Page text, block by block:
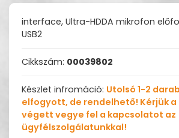
interface, Ultra-HDDA mikrofon
USB2
Cikkszám: 00039802
Készlet infromáció: Utolsó 1-2
elfogyott, de rendelhető! Kérjük
végett vegye fel a kapcsolatot az
ügyfélszolgálatunkkal!